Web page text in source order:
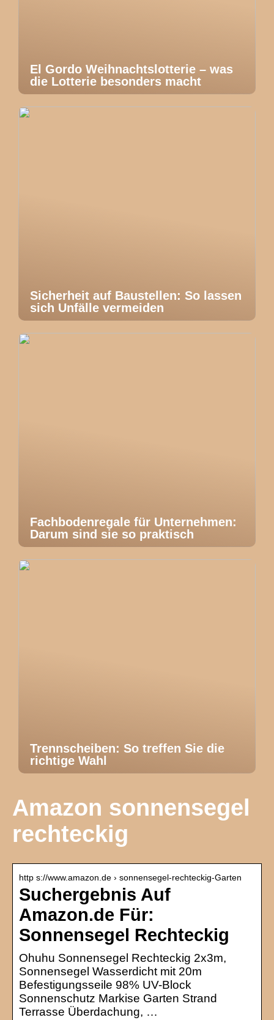
El Gordo Weihnachtslotterie – was
die Lotterie besonders macht
Sicherheit auf Baustellen: So lassen
sich Unfälle vermeiden
Fachbodenregale für Unternehmen:
Darum sind sie so praktisch
Trennscheiben: So treffen Sie die
richtige Wahl
Amazon sonnensegel
rechteckig
http s://www.amazon.de › sonnensegel-rechteckig-Garten
Suchergebnis Auf
Amazon.de Für:
Sonnensegel Rechteckig
Ohuhu Sonnensegel Rechteckig 2x3m,
Sonnensegel Wasserdicht mit 20m
Befestigungsseile 98% UV-Block
Sonnenschutz Markise Garten Strand
Terrasse Überdachung, …